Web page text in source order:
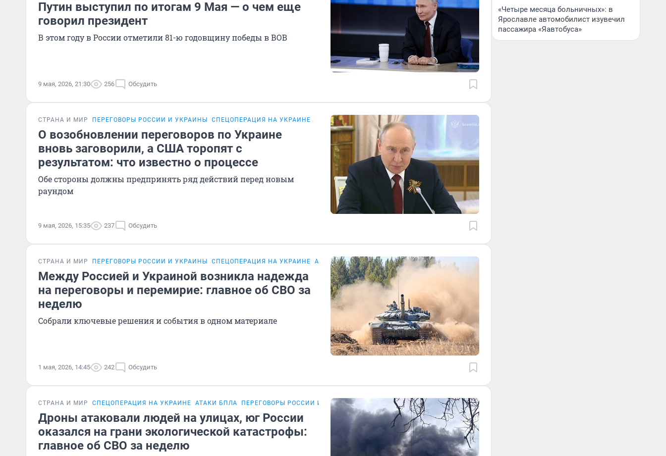
Путин выступил по итогам 9 Мая — о чем еще
говорил президент
В этом году в России отметили 81-ю годовщину победы в ВОВ
9 мая, 2026, 21:30 256 Обсудить
СТРАНА И МИР ПЕРЕГОВОРЫ РОССИИ И УКРАИНЫ СПЕЦОПЕРАЦИЯ НА УКРАИНЕ
О возобновлении переговоров по Украине
вновь заговорили, а США торопят с
результатом: что известно о процессе
Обе стороны должны предпринять ряд действий перед новым
раундом
9 мая, 2026, 15:35 237 Обсудить
СТРАНА И МИР ПЕРЕГОВОРЫ РОССИИ И УКРАИНЫ СПЕЦОПЕРАЦИЯ НА УКРАИНЕ АТАКИ БПЛА
Между Россией и Украиной возникла надежда
на переговоры и перемирие: главное об СВО за
неделю
Собрали ключевые решения и события в одном материале
1 мая, 2026, 14:45 242 Обсудить
СТРАНА И МИР СПЕЦОПЕРАЦИЯ НА УКРАИНЕ АТАКИ БПЛА ПЕРЕГОВОРЫ РОССИИ И УКРАИНЫ
Дроны атаковали людей на улицах, юг России
оказался на грани экологической катастрофы:
главное об СВО за неделю
«Четыре месяца больничных»: в
Ярославле автомобилист изувечил
пассажира «Яавтобуса»